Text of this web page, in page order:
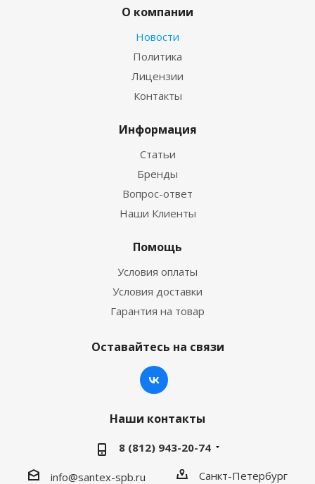
О компании
Новости
Политика
Лицензии
Контакты
Информация
Статьи
Бренды
Вопрос-ответ
Наши Клиенты
Помощь
Условия оплаты
Условия доставки
Гарантия на товар
Оставайтесь на связи
Наши контакты
8 (812) 943-20-74
info@santex-spb.ru Санкт-Петербург